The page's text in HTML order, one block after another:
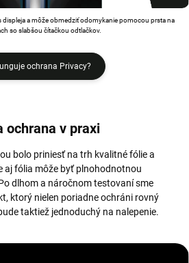
displeja a môže obmedziť odomykanie pomocou prsta na
so slabšou čítačkou odtlačkov.
ochrana Privacy?
ochrana v praxi
bolo priniesť na trh kvalitné fólie a
aj fólia môže byť plnohodnotnou
dlhom a náročnom testovaní sme
ktorý nielen poriadne ochráni rovný
taktiež jednoduchý na nalepenie.